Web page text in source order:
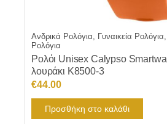
Ανδρικά Ρολόγια, Γυναικεία
Ρολόγια
Ρολόι Unisex Calypso
λουράκι Κ8500-3
€44.00
Προσθήκη στο καλάθι